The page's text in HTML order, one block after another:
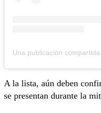
A la lista, aún deben
se presentan durante la